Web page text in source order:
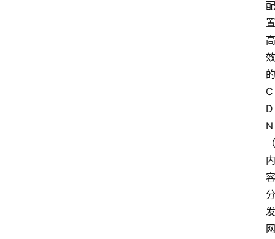
配
置
高
效
的
C
D
N
（
内
容
分
发
网